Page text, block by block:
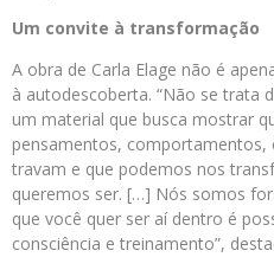
Um convite à transformação
A obra de Carla Elage não é
à autodescoberta. “Não se trata
um material que busca mostrar
pensamentos, comportamentos,
travam e que podemos nos
queremos ser. […] Nós somos
que você quer ser aí dentro é
consciência e treinamento”,